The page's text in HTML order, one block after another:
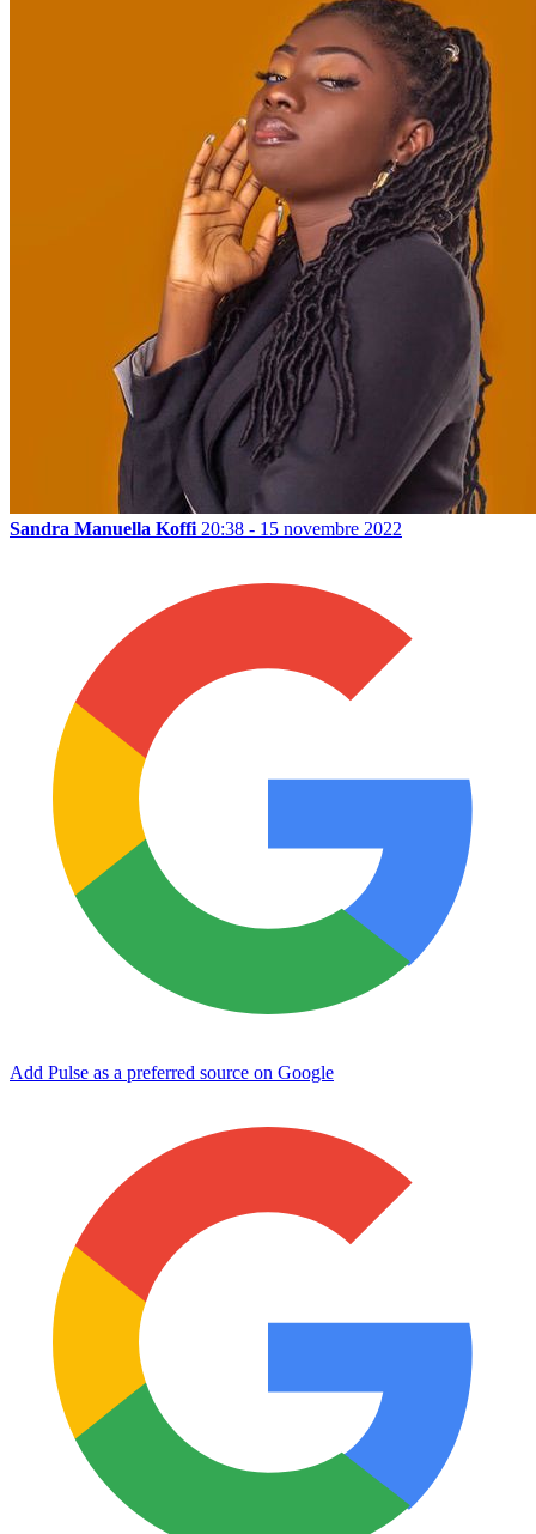
Sandra Manuella Koffi 20:38 - 15 novembre 2022
Add Pulse as a preferred source on Google